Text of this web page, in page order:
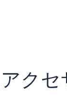
クセ